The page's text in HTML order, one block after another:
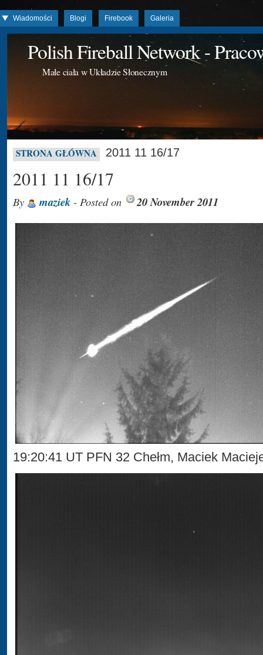
Wiadomości Blogi Firebook Galeria
Polish Fireball Network -
Małe ciała w Układzie Słonecznym
STRONA GŁÓWNA 2011 11 16/17
2011 11 16/17
By maziek - Posted on 20 November 2011
19:20:41 UT PFN 32 Chełm, Maciek